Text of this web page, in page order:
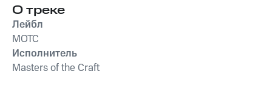
О треке
Лейбл
MOTC
Исполнитель
Masters of the Craft